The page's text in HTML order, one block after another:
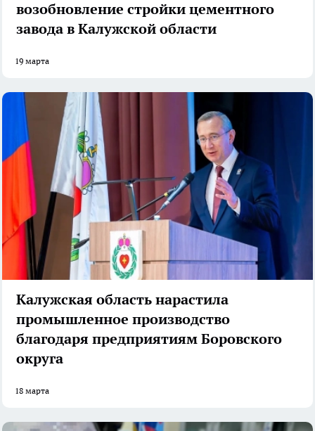
возобновление стройки цементного
завода в Калужской области
19 марта
Калужская область нарастила
промышленное производство
благодаря предприятиям Боровского
округа
18 марта